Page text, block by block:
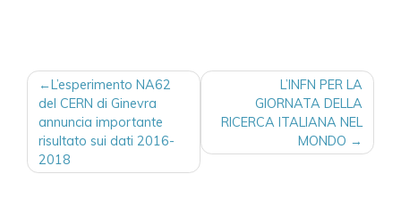
NAVIGAZIONE
ARTICOLI
L’esperimento NA62
del CERN di Ginevra
annuncia importante
risultato sui dati 2016-
2018
L’INFN PER LA
GIORNATA DELLA
RICERCA ITALIANA NEL
MONDO